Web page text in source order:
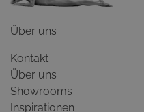
Über uns
Kontakt
Über uns
Showrooms
Inspirationen